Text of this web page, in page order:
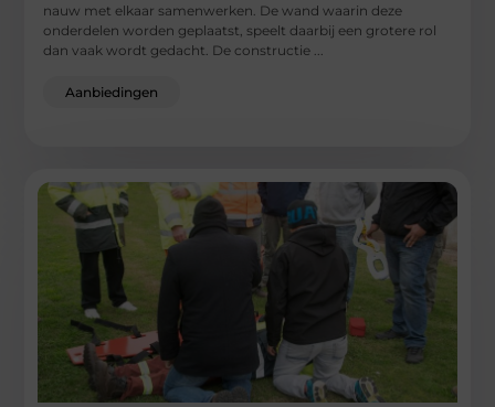
nauw met elkaar samenwerken. De wand waarin deze
onderdelen worden geplaatst, speelt daarbij een grotere rol
dan vaak wordt gedacht. De constructie ...
Aanbiedingen